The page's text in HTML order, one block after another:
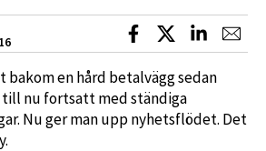
Dela på Facebook
Dela på XDela på
bakom en hård betalvägg sedan
till nu fortsatt med ständiga
Nu ger man upp nyhetsflödet. Det
.